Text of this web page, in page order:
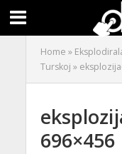
Home »
Turskoj »
696×456